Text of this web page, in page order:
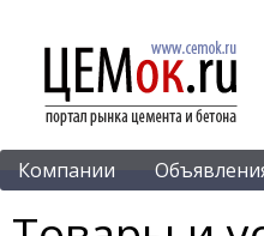
Компании